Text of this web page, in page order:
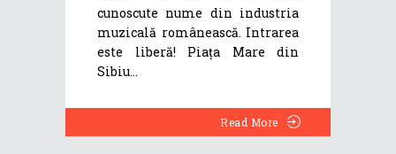
cunoscute nume din industria
muzicală românească. Intrarea
este liberă! Piața Mare din
Sibiu
Read More